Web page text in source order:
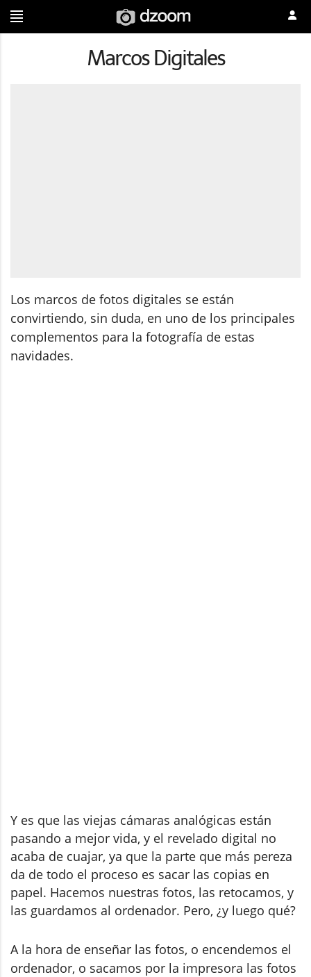
Marcos Digitales
Los marcos de fotos digitales se están
convirtiendo, sin duda, en uno de los principales
complementos para la fotografía de estas
navidades.
Y es que las viejas cámaras analógicas están
pasando a mejor vida, y el revelado digital no
acaba de cuajar, ya que la parte que más pereza
da de todo el proceso es sacar las copias en
papel. Hacemos nuestras fotos, las retocamos, y
las guardamos al ordenador. Pero, ¿y luego qué?
A la hora de enseñar las fotos, o encendemos el
ordenador, o sacamos por la impresora las fotos